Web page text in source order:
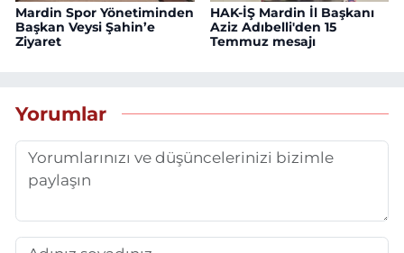
Mardin Spor Yönetiminden
Başkan Veysi Şahin’e
Ziyaret
HAK-İŞ Mardin İl Başkanı
Aziz Adıbelli'den 15
Temmuz mesajı
Yorumlar